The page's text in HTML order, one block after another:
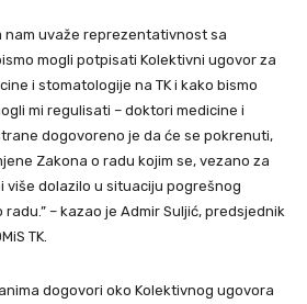
nam uvaže reprezentativnost sa
mogli potpisati Kolektivni ugovor za
i stomatologije na TK i kako bismo
mi regulisati – doktori medicine i
dogovoreno je da će se pokrenuti,
Zakona o radu kojim se, vezano za
više dolazilo u situaciju pogrešnog
– kazao je Admir Suljić, predsjednik
TK.
dogovori oko Kolektivnog ugovora